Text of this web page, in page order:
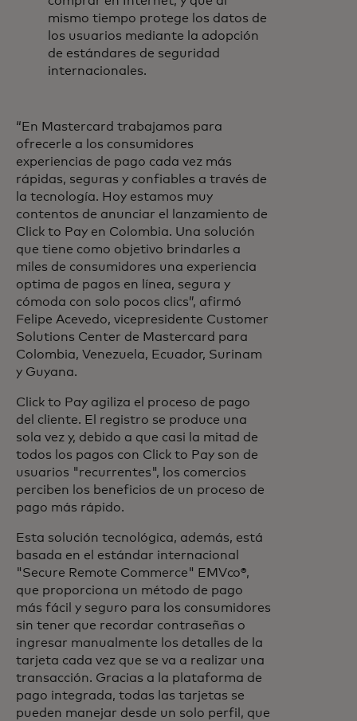
mismo tiempo protege los datos de
los usuarios mediante la adopción
de estándares de seguridad
internacionales.
“En Mastercard trabajamos para
ofrecerle a los consumidores
experiencias de pago cada vez más
rápidas, seguras y confiables a través de
la tecnología. Hoy estamos muy
contentos de anunciar el lanzamiento de
Click to Pay en Colombia. Una solución
que tiene como objetivo brindarles a
miles de consumidores una experiencia
optima de pagos en línea, segura y
cómoda con solo pocos clics”, afirmó
Felipe Acevedo, vicepresidente Customer
Solutions Center de Mastercard para
Colombia, Venezuela, Ecuador, Surinam
y Guyana.
Click to Pay agiliza el proceso de pago
del cliente. El registro se produce una
sola vez y, debido a que casi la mitad de
todos los pagos con Click to Pay son de
usuarios "recurrentes", los comercios
perciben los beneficios de un proceso de
pago más rápido.
Esta solución tecnológica, además, está
basada en el estándar internacional
"Secure Remote Commerce" EMVco®,
que proporciona un método de pago
más fácil y seguro para los consumidores
sin tener que recordar contraseñas o
ingresar manualmente los detalles de la
tarjeta cada vez que se va a realizar una
transacción. Gracias a la plataforma de
pago integrada, todas las tarjetas se
pueden manejar desde un solo perfil, que